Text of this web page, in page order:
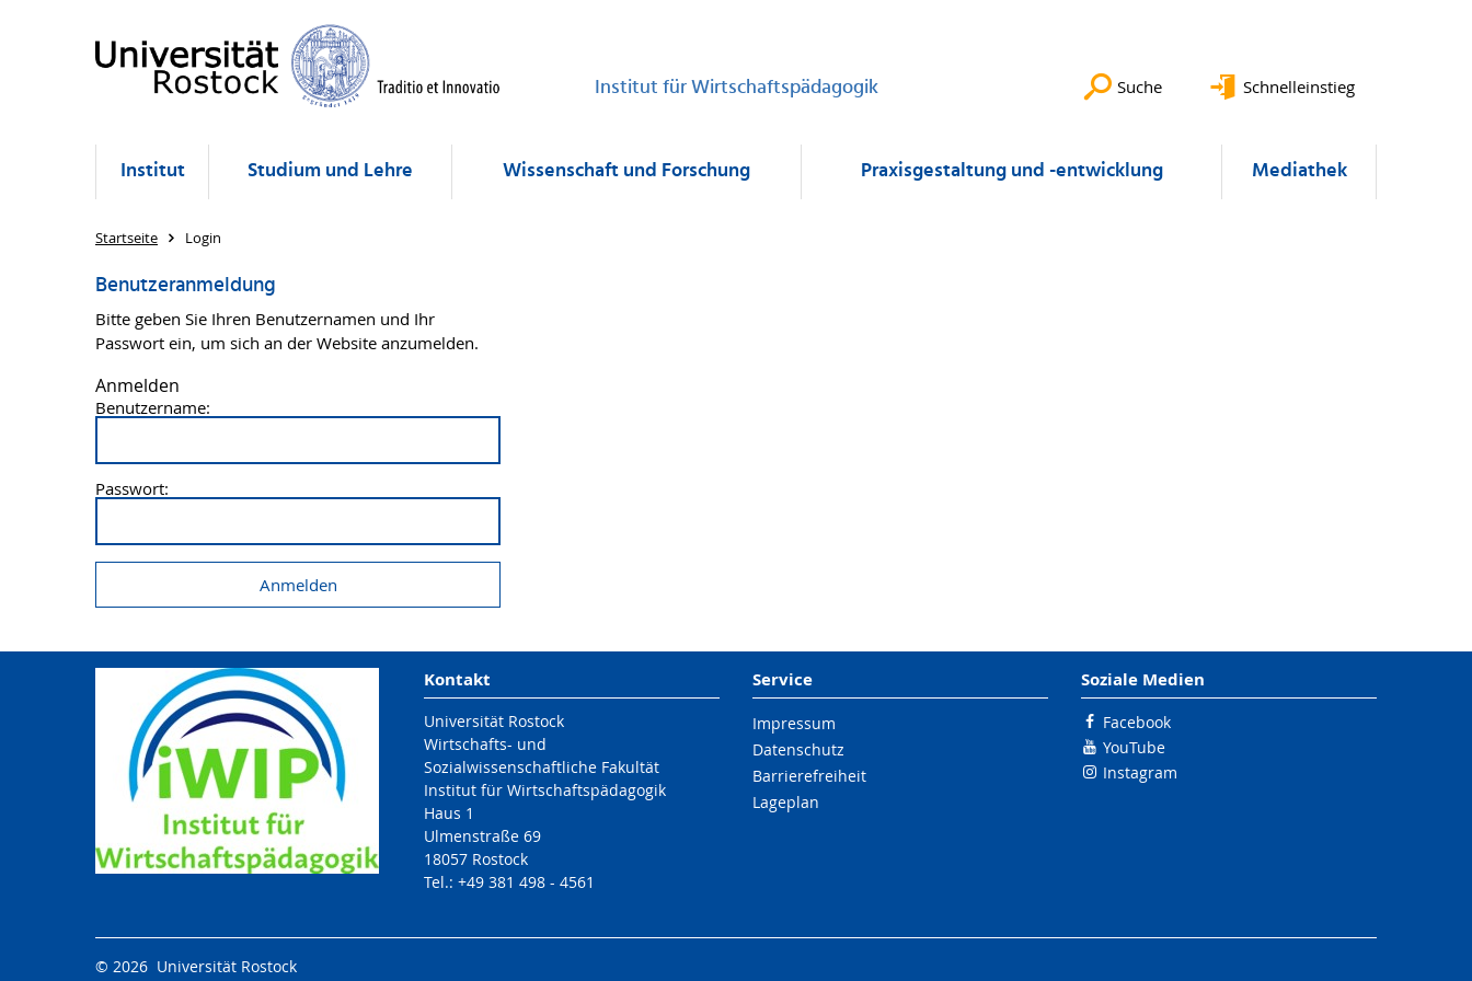
Institut für Wirtschaftspädagogik Suche Schnelleinstieg
Institut Studium und Lehre Wissenschaft und Forschung Praxisgestaltung und -entwicklung Mediathek
Startseite Login
Benutzeranmeldung
Bitte geben Sie Ihren Benutzernamen und Ihr
Passwort ein, um sich an der Website anzumelden.
Anmelden
Benutzername:
Passwort:
Kontakt
Universität Rostock
Wirtschafts- und
Sozialwissenschaftliche Fakultät
Institut für Wirtschaftspädagogik
Haus 1
Ulmenstraße 69
18057 Rostock
Tel.: +49 381 498 - 4561
Service
Impressum
Datenschutz
Barrierefreiheit
Lageplan
Soziale Medien
Facebook
YouTube
Instagram
© 2026 Universität Rostock